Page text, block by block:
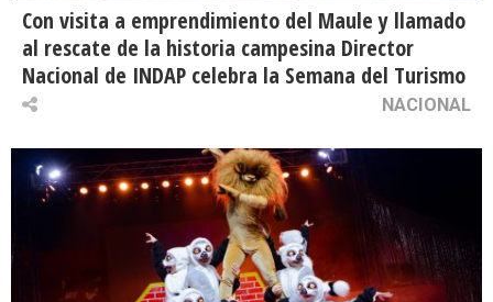
Con visita a emprendimiento del Maule y llamado
al rescate de la historia campesina Director
Nacional de INDAP celebra la Semana del Turismo
NACIONAL